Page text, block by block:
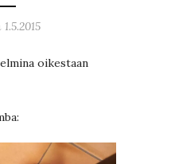
oikestaan